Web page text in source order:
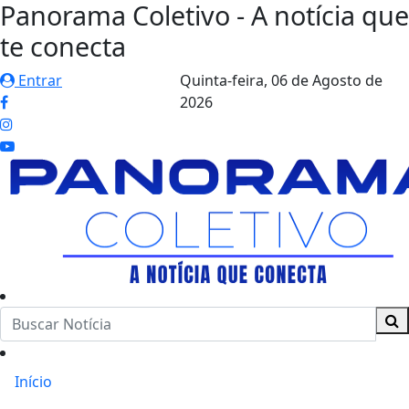
Panorama Coletivo - A notícia que
te conecta
Entrar Quinta-feira, 06 de Agosto de
2026
Início